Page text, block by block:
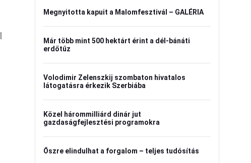
Megnyitotta kapuit a Malomfesztivál – GALÉRIA
Már több mint 500 hektárt érint a dél-bánáti
erdőtűz
Volodimir Zelenszkij szombaton hivatalos
látogatásra érkezik Szerbiába
Közel hárommilliárd dinár jut
gazdaságfejlesztési programokra
Őszre elindulhat a forgalom – teljes tudósítás